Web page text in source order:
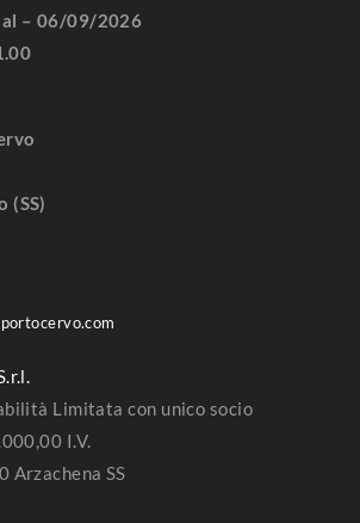
– 06/09/2026
(SS)
Limitata con unico socio
I.V.
Arzachena SS